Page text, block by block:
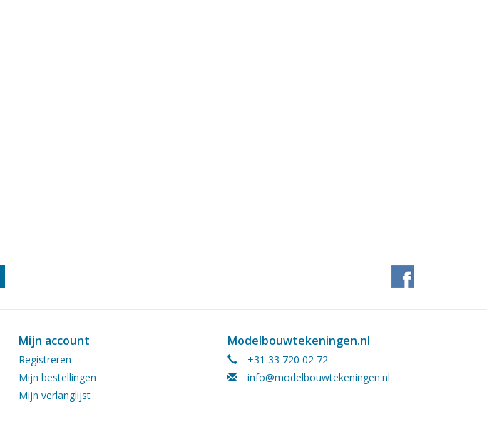
Mijn account
Registreren
Mijn bestellingen
Mijn verlanglijst
Modelbouwtekeningen.nl
+31 33 720 02 72
info@modelbouwtekeningen.nl